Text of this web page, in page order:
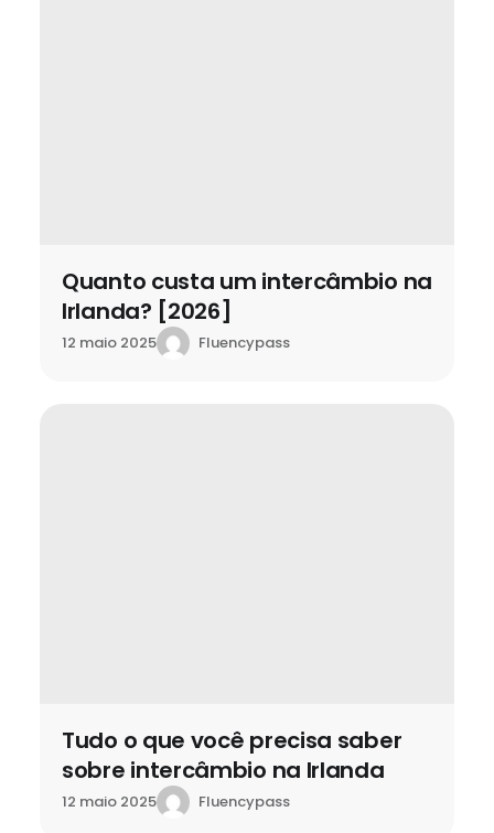
Quanto custa um intercâmbio na
Irlanda? [2026]
12 maio 2025 Fluencypass
Tudo o que você precisa saber
sobre intercâmbio na Irlanda
12 maio 2025 Fluencypass